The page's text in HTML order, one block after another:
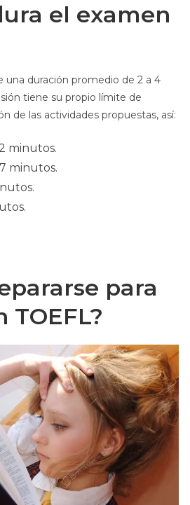
el examen
una duración promedio de 2 a 4
tiene su propio límite de
de las actividades propuestas, así:
minutos.
minutos.
para
TOEFL?